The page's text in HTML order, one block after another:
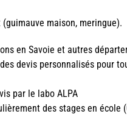
maison, meringue).
en Savoie et autres
devis personnalisés pour
par le labo ALPA
des stages en école